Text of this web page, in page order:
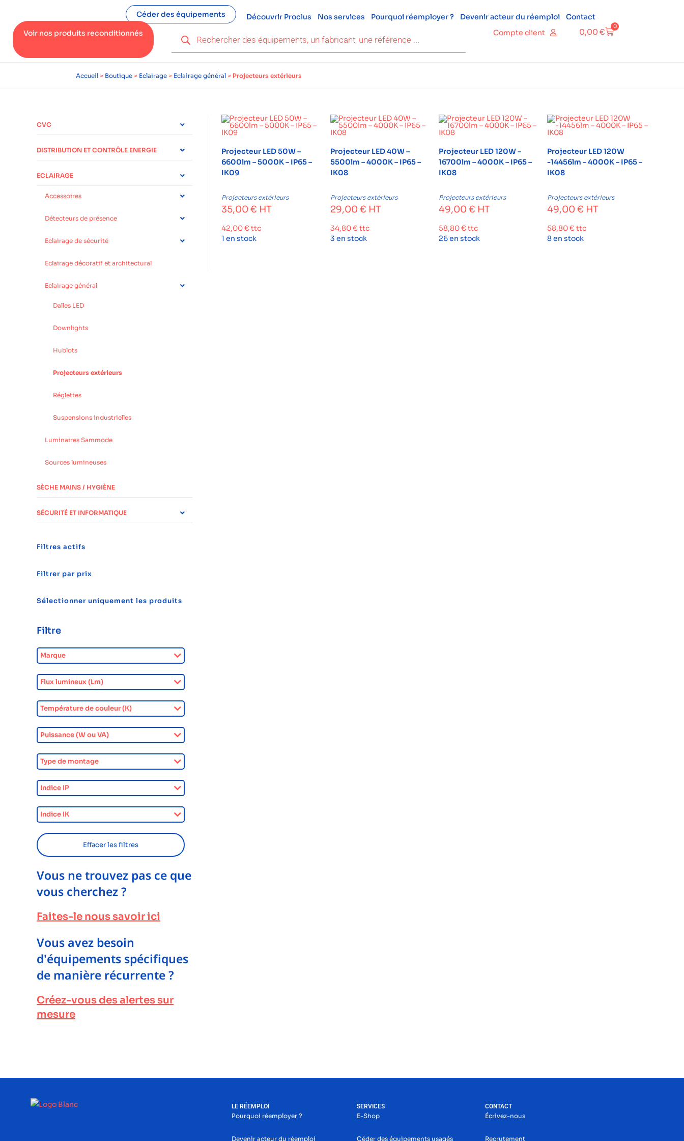
Céder des équipements Découvrir Proclus Nos services Pourquoi réemployer ? Devenir acteur du réemploi
Contact
Voir nos produits reconditionnés
Compte client 0,00 €
0
Accueil > Boutique > Eclairage > Eclairage général > Projecteurs extérieurs
Projecteur LED 50W –
6600lm – 5000K – IP65 –
IK09
Projecteurs extérieurs
35,00€ HT
42,00€ttc
1 en stock
Projecteur LED 40W –
5500lm – 4000K – IP65 –
IK08
Projecteurs extérieurs
29,00 € HT
34,80€ttc
3 en stock
Projecteur LED 120W –
16700lm – 4000K – IP65 –
IK08
Projecteurs extérieurs
49,00 € HT
58,80€ttc
26 en stock
Projecteur LED 120W
-14456lm – 4000K – IP65 –
IK08
Projecteurs extérieurs
49,00 € HT
58,80€ttc
8 en stock
CVC
DISTRIBUTION ET CONTRÔLE ENERGIE
ECLAIRAGE
Accessoires
Détecteurs de présence
Eclairage de sécurité
Eclairage décoratif et architectural
Eclairage général
Dalles LED
Downlights
Hublots
Projecteurs extérieurs
Réglettes
Suspensions industrielles
Luminaires Sammode
Sources lumineuses
SÈCHE MAINS / HYGIÈNE
SÉCURITÉ ET INFORMATIQUE
Filtres actifs
Filtrer par prix
Sélectionner uniquement les produits
Filtre
Marque
Flux lumineux (Lm)
Température de couleur (K)
Puissance (W ou VA)
Type de montage
Indice IP
Indice IK
Effacer les filtres
Vous ne trouvez pas ce que
vous cherchez ?
Faites-le nous savoir ici
Vous avez besoin
d'équipements spécifiques
de manière récurrente ?
Créez-vous des alertes sur
mesure
LE RÉEMPLOI
Pourquoi réemployer ?
Devenir acteur du réemploi
SERVICES
E-Shop
Céder des équipements usagés
CONTACT
Écrivez-nous
Recrutement